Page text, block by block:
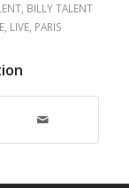
, BILLY TALENT
, LIVE, PARIS